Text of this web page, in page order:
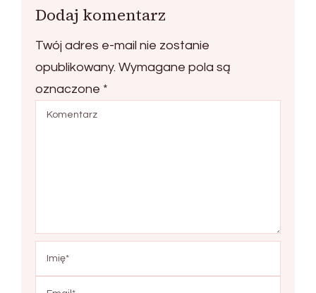
Dodaj komentarz
Twój adres e-mail nie zostanie
opublikowany. Wymagane pola są
oznaczone *